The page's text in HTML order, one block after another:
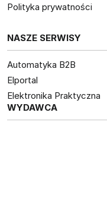
Polityka prywatności
NASZE SERWISY
Automatyka B2B
Elportal
Elektronika Praktyczna
WYDAWCA